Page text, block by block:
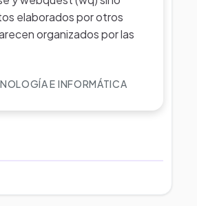
elaborados por otros
organizados por las
E INFORMÁTICA